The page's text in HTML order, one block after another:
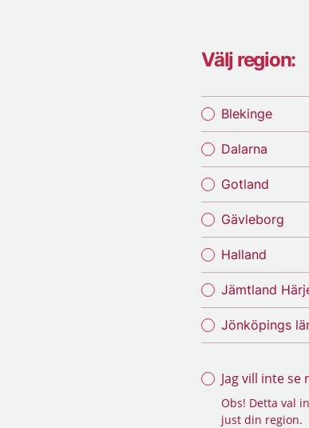
Välj region:
Blekinge
Dalarna
Gotland
Gävleborg
Halland
Jämtland
Jönköpings
Jag vill inte
Obs! Detta val
just din region.